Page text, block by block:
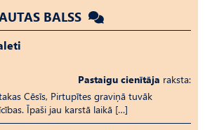
BALSS
Pastaigu cienītāja raksta:
Cēsīs, Pirtupītes graviņā tuvāk
Īpaši jau karstā laikā […]